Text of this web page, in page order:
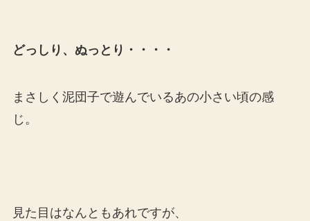
どっしり、ぬっとり・・・・
まさしく泥団子で遊んでいるあの小さい頃の感
じ。
見た目はなんともあれですが、